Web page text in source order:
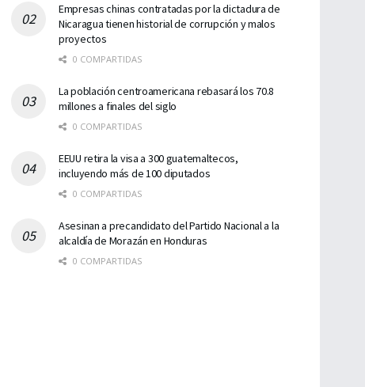
Empresas chinas contratadas por la dictadura de
Nicaragua tienen historial de corrupción y malos
proyectos
0 COMPARTIDAS
La población centroamericana rebasará los 70.8
millones a finales del siglo
0 COMPARTIDAS
EEUU retira la visa a 300 guatemaltecos,
incluyendo más de 100 diputados
0 COMPARTIDAS
Asesinan a precandidato del Partido Nacional a la
alcaldía de Morazán en Honduras
0 COMPARTIDAS